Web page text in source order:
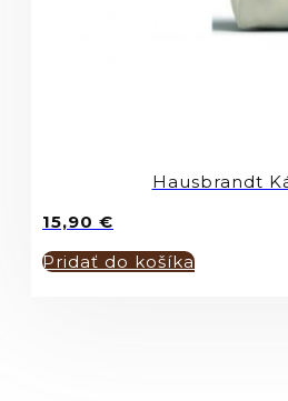
Hausbrandt
15,90 €
Pridať do košíka